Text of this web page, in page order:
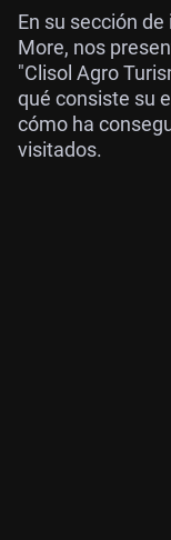
En su sección
More, nos
"Clisol Agro
qué consiste su
cómo ha
visitados.